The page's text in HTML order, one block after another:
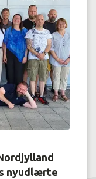
nyudlærte